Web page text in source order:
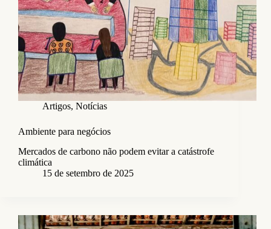
Artigos, Notícias
Ambiente para negócios
Mercados de carbono não podem evitar a catástrofe
climática
15 de setembro de 2025